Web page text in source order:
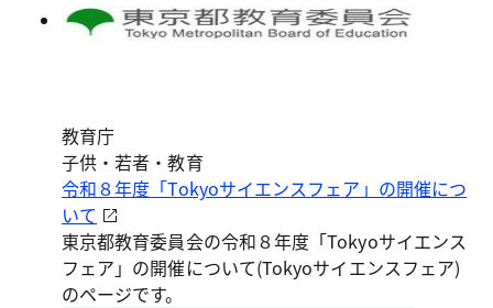
教育庁
子供・若者・教育
令和８年度「Tokyoサイエンスフェア」の開催につ
いて
東京都教育委員会の令和８年度「Tokyoサイエンス
フェア」の開催について(Tokyoサイエンスフェア)
のページです。